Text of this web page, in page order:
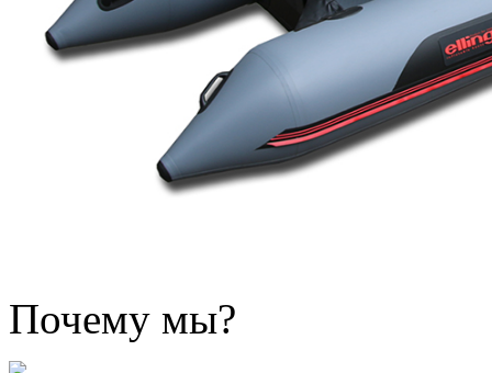
Почему мы?